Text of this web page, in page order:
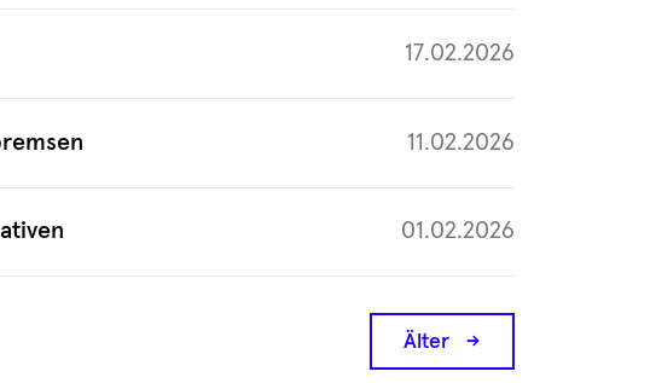
17.02.2026
11.02.2026
01.02.2026
Älter →